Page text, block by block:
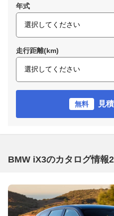
年式
走行距離(km)
無料 見
BMW iX3のカタログ情報